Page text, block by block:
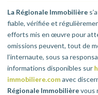
La Régionale Immobilière
fiable, vérifiée et
efforts mis en œuvre pour
omissions peuvent, tout de
l’internaute, sous sa
informations disponibles sur
immobiliere.comavec
Régionale Immobilièrevous